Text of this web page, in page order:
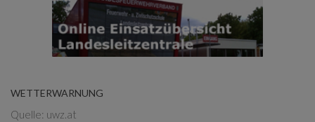
WETTERWARNUNG
Quelle: uwz.at